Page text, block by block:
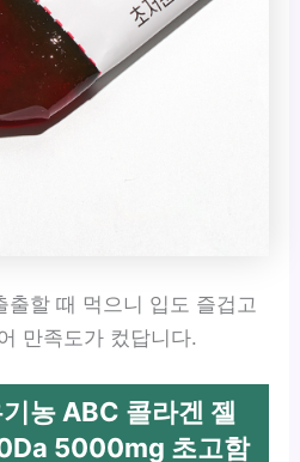
할 때 먹으니 입도 즐겁고
만족도가 컸답니다.
농 ABC 콜라겐 젤
5000mg 초고함